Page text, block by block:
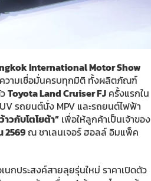
International Motor Show
วามเชื่อมั่นครบทุกมิติ ทั้งผลิตภัณฑ์
Toyota Land Cruiser FJ ครั้งแรกใน
รถยนต์นั่ง MPV และรถยนต์ไฟฟ้า
วกับโตโยต้า” เพื่อให้ลูกค้าเป็นเจ้าของ
2569ณ ชาเลนเจอร์ ฮอลล์ อิมแพ็ค
นกประสงค์สายลุยรุ่นใหม่ ราคาเปิดตัว